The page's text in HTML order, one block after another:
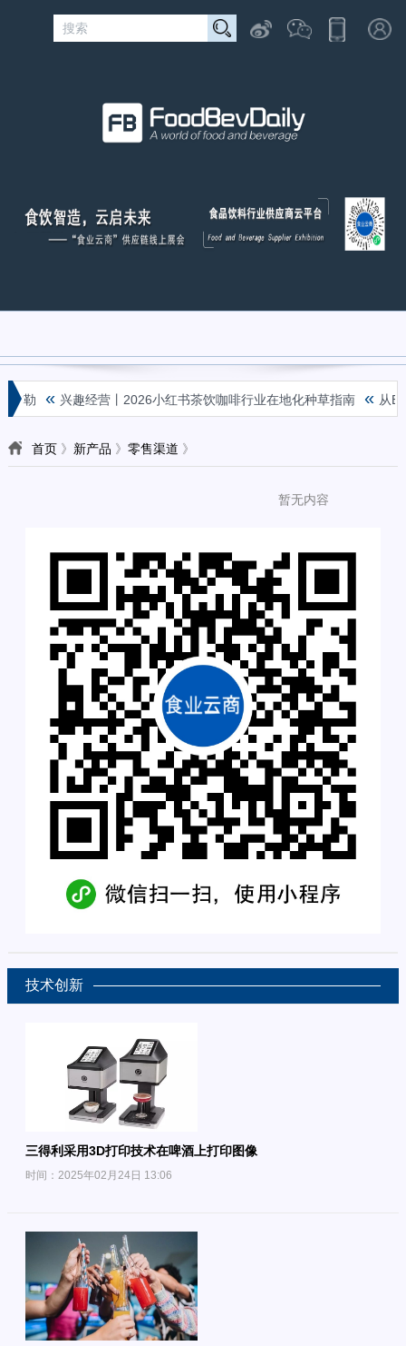
弥勒 « 兴趣经营丨2026小红书茶饮咖啡行业在地化种草指南 « 从
首页》 新产品 》 零售渠道 》
暂无内容
技术创新
三得利采用3D打印技术在啤酒上打印图像
时间：2025年02月24日 13:06